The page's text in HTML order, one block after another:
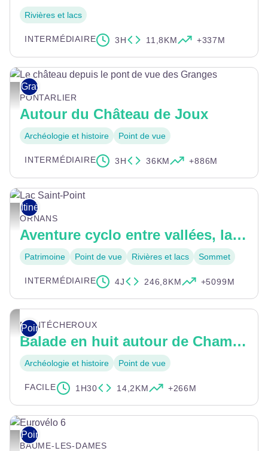
Rivières et lacs
INTERMÉDIAIRE 3H 11,8KM +337M
Le château depuis le pont de vue des Granges - CCGP
Gravel
PONTARLIER
Autour du Château de Joux
Archéologie et histoire Point de vue
INTERMÉDIAIRE 3H 36KM +886M
Lac Saint-Point - ©Doubstourisme_LaurentCheviet
Itinérance vélo
ORNANS
Aventure cyclo entre vallées, lacs et canyons
Patrimoine Point de vue Rivières et lacs Sommet
INTERMÉDIAIRE 4J 246,8KM +5099M
©Doubstourisme_LaurentCheviet
Points-nœuds
MONTÉCHEROUX
Balade en huit autour de Chamesol
Archéologie et histoire Point de vue
FACILE 1H30 14,2KM +266M
Eurovélo 6 - ©Doubstourisme
Points-nœuds
BAUME-LES-DAMES